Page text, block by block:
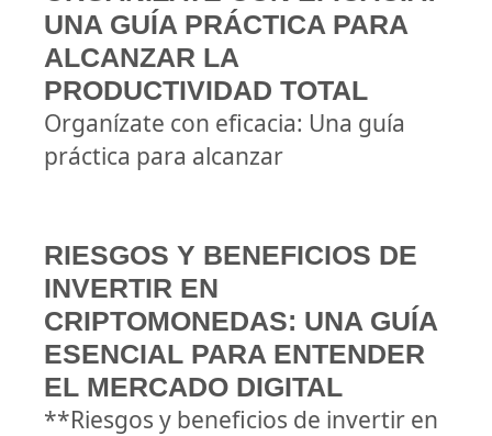
UNA GUÍA PRÁCTICA PARA
ALCANZAR LA
PRODUCTIVIDAD TOTAL
Organízate con eficacia: Una guía
práctica para alcanzar
RIESGOS Y BENEFICIOS DE
INVERTIR EN
CRIPTOMONEDAS: UNA GUÍA
ESENCIAL PARA ENTENDER
EL MERCADO DIGITAL
**Riesgos y beneficios de invertir en